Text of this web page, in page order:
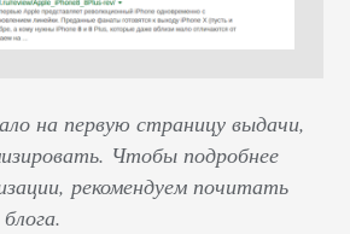
на первую страницу выдачи,
Чтобы подробнее
рекомендуем почитать